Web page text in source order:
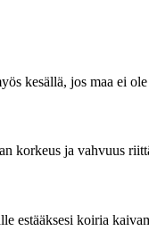
kesällä, jos maa ei
korkeus ja vahvuus
estääksesi koiria